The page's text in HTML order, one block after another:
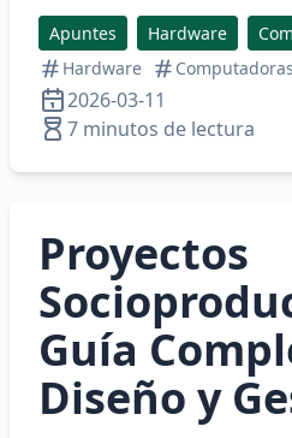
Apuntes Hardware
Hardware
Computadoras
2026-03-11
7 minutos de lectura
Proyectos
Guía
Diseño y